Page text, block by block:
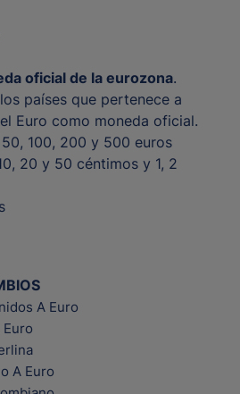
oficial de la eurozona.
países que pertenece a
Euro como moneda oficial.
100, 200 y 500 euros
20 y 50 céntimos y 1, 2
A Euro
A Euro